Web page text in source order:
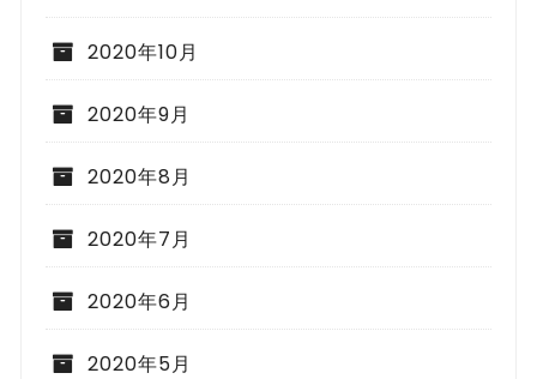
2020年10月
2020年9月
2020年8月
2020年7月
2020年6月
2020年5月